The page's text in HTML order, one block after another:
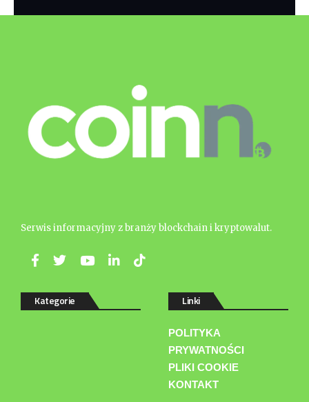
Serwis informacyjny z branży blockchain i kryptowalut.
Kategorie Linki
POLITYKA
PRYWATNOŚCI
PLIKI COOKIE
KONTAKT